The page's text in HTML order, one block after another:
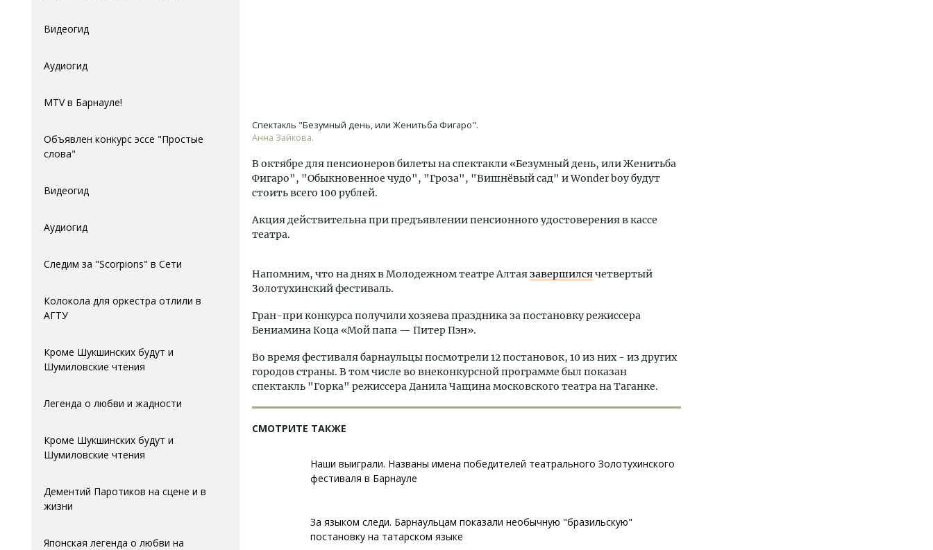
Видеогид
Аудиогид
MTV в Барнауле!
Объявлен конкурс эссе "Простые
слова"
Видеогид
Аудиогид
Следим за "Scorpions" в Сети
Колокола для оркестра отлили в
АГTУ
Кроме Шукшинских будут и
Шумиловские чтения
Легенда о любви и жадности
Кроме Шукшинских будут и
Шумиловские чтения
Дементий Паротиков на сцене и в
жизни
Японская легенда о любви на
Спектакль "Безумный день, или Женитьба Фигаро".
Анна Зайкова.
В октябре для пенсионеров билеты на спектакли «Безумный день, или Женитьба
Фигаро", "Обыкновенное чудо", "Гроза", "Вишнёвый сад" и Wonder boy будут
стоить всего 100 рублей.
Акция действительна при предъявлении пенсионного удостоверения в кассе
театра.
Напомним, что на днях в Молодежном театре Алтаязавершилсячетвертый
Золотухинский фестиваль.
Гран-при конкурса получили хозяева праздника за постановку режиссера
Бениамина Коца «Мой папа — Питер Пэн».
Во время фестиваля барнаульцы посмотрели 12 постановок, 10 из них - из других
городов страны. В том числе во внеконкурсной программе был показан
спектакль "Горка" режиссера Данила Чащина московского театра на Таганке.
СМОТРИТЕ ТАКЖЕ
Наши выиграли. Названы имена победителей театрального Золотухинского
фестиваля в Барнауле
За языком следи. Барнаульцам показали необычную "бразильскую"
постановку на татарском языке